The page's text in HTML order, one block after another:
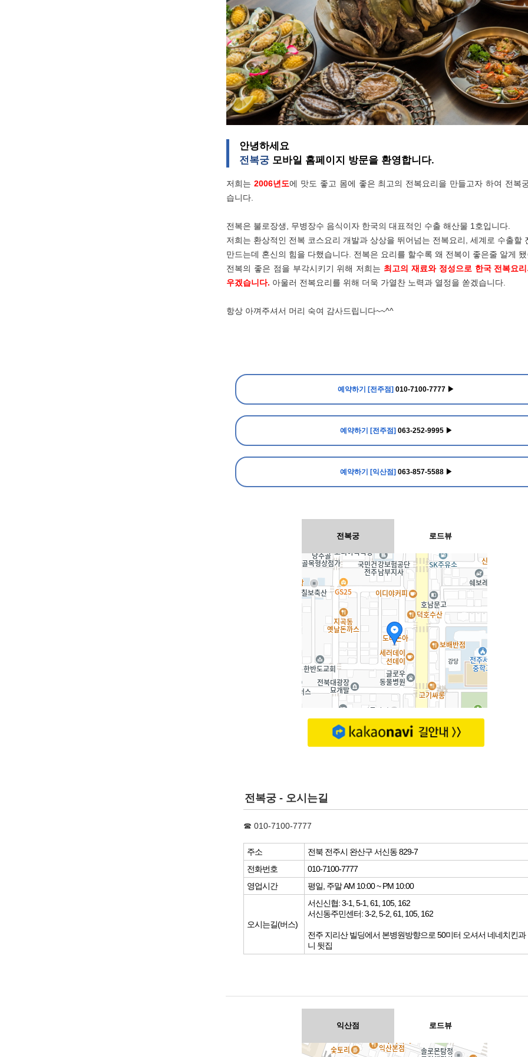
안녕하세요
전복궁 모바일 홈페이지 방문을 환영합니다.
저희는 2006년도에 맛도 좋고 몸에 좋은 최고의 전복요리을 만들고자 하여 전복
습니다.
전복은 불로장생, 무병장수 음식이자 한국의 대표적인 수출 해산물 1호입니다.
저희는 환상적인 전복 코스요리 개발과 상상을 뛰어넘는 전복요리, 세계로 수출할
만드는데 혼신의 힘을 다했습니다. 전복은 요리를 할수록 왜 전복이 좋은줄 알게
전복의 좋은 점을 부각시키기 위해 저희는 최고의 재료와 정성으로 한국 전복요
우겠습니다. 아울러 전복요리를 위해 더욱 가열찬 노력과 열정을 쏟겠습니다.
항상 아껴주셔서 머리 숙여 감사드립니다~~^^
예약하기 [전주점] 010-7100-7777 ▶
예약하기 [전주점] 063-252-9995 ▶
예약하기 [익산점] 063-857-5588 ▶
전복궁 - 오시는길
☎ 010-7100-7777
주소
전북 전주시 완산구 서신동 829-7
전화번호
010-7100-7777
영업시간
평일, 주말 AM 10:00 ~ PM 10:00
오시는길(버스)
서신신협: 3-1, 5-1, 61, 105, 162
서신동주민센터: 3-2, 5-2, 61, 105, 162
전주 지리산 빌딩에서 본병원방향으로 50미터 오셔서 네네치킨과
니 뒷집